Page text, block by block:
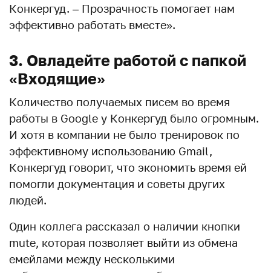
Конкергуд. – Прозрачность помогает нам
эффективно работать вместе».
3. Овладейте работой с папкой
«Входящие»
Количество получаемых писем во время
работы в Google у Конкергуд было огромным.
И хотя в компании не было тренировок по
эффективному использованию Gmail,
Конкергуд говорит, что экономить время ей
помогли документация и советы других
людей.
Один коллега рассказал о наличии кнопки
mute, которая позволяет выйти из обмена
емейлами между несколькими